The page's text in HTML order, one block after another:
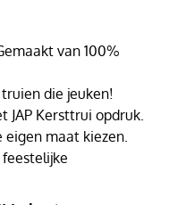
van 100%
die jeuken!
JAP Kersttrui opdruk.
eigen maat kiezen.